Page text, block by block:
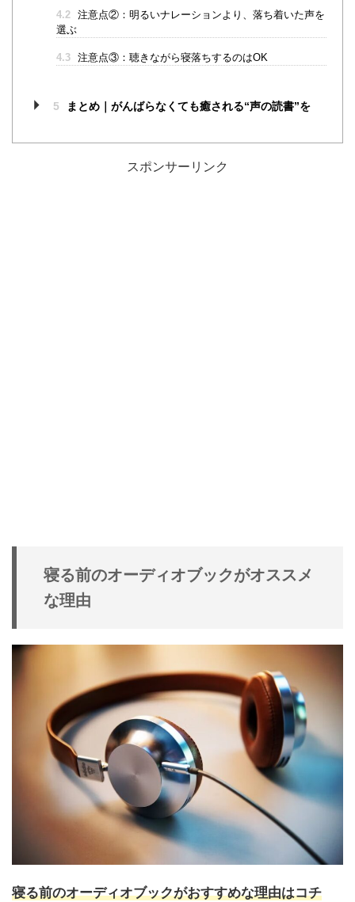
4.2 注意点②：明るいナレーションより、落ち着いた声を
選ぶ
4.3 注意点③：聴きながら寝落ちするのはOK
5 まとめ｜がんばらなくても癒される“声の読書”を
スポンサーリンク
寝る前のオーディオブックがオススメ
な理由
寝る前のオーディオブックがおすすめな理由はコチ